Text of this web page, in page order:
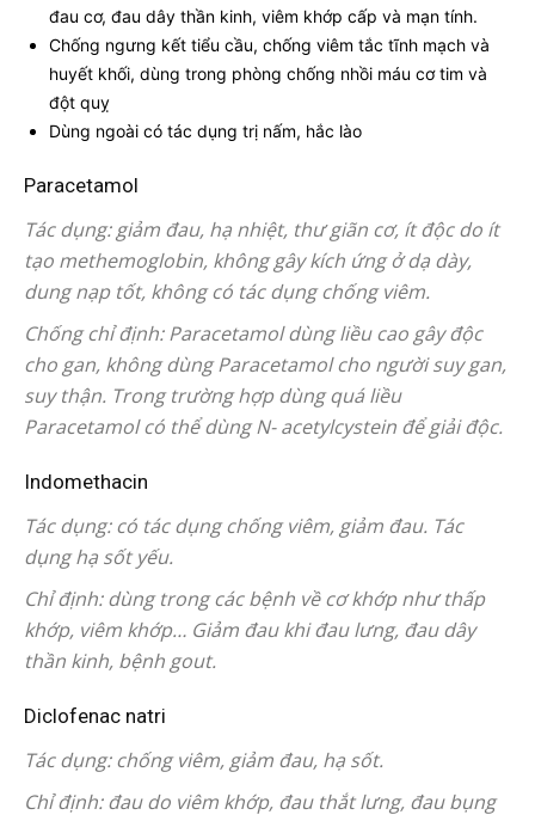
đau cơ, đau dây thần kinh, viêm khớp cấp và mạn tính.
Chống ngưng kết tiểu cầu, chống viêm tắc tĩnh mạch và
huyết khối, dùng trong phòng chống nhồi máu cơ tim và
đột quỵ
Dùng ngoài có tác dụng trị nấm, hắc lào
Paracetamol
Tác dụng: giảm đau, hạ nhiệt, thư giãn cơ, ít độc do ít
tạo methemoglobin, không gây kích ứng ở dạ dày,
dung nạp tốt, không có tác dụng chống viêm.
Chống chỉ định: Paracetamol dùng liều cao gây độc
cho gan, không dùng Paracetamol cho người suy gan,
suy thận. Trong trường hợp dùng quá liều
Paracetamol có thể dùng N- acetylcystein để giải độc.
Indomethacin
Tác dụng: có tác dụng chống viêm, giảm đau. Tác
dụng hạ sốt yếu.
Chỉ định: dùng trong các bệnh về cơ khớp như thấp
khớp, viêm khớp… Giảm đau khi đau lưng, đau dây
thần kinh, bệnh gout.
Diclofenac natri
Tác dụng: chống viêm, giảm đau, hạ sốt.
Chỉ định: đau do viêm khớp, đau thắt lưng, đau bụng